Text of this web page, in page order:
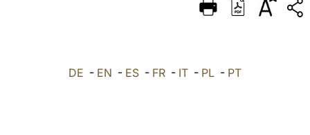
DEUTSCH
العربيّة DE - EN - ES - FR - IT - PL - PT